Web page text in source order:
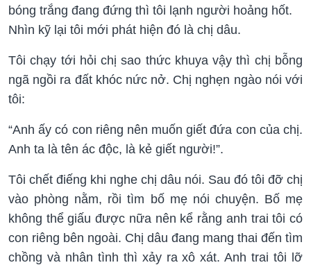
bóng trắng đang đứng thì tôi lạnh người hoảng hốt.
Nhìn kỹ lại tôi mới phát hiện đó là chị dâu.
Tôi chạy tới hỏi chị sao thức khuya vậy thì chị bỗng
ngã ngồi ra đất khóc nức nở. Chị nghẹn ngào nói với
tôi:
“Anh ấy có con riêng nên muốn giết đứa con của chị.
Anh ta là tên ác độc, là kẻ giết người!”.
Tôi chết điếng khi nghe chị dâu nói. Sau đó tôi đỡ chị
vào phòng nằm, rồi tìm bố mẹ nói chuyện. Bố mẹ
không thể giấu được nữa nên kể rằng anh trai tôi có
con riêng bên ngoài. Chị dâu đang mang thai đến tìm
chồng và nhân tình thì xảy ra xô xát. Anh trai tôi lỡ